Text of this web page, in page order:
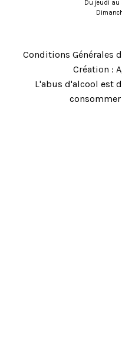
Du jeudi au
Conditions Générales
Création :
L'abus d'alcool est